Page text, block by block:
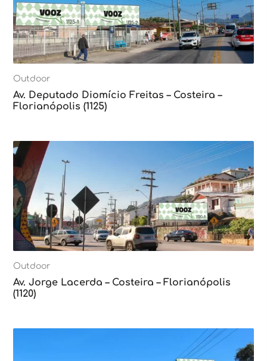
Outdoor
Av. Deputado Diomício Freitas – Costeira –
Florianópolis (1125)
Outdoor
Av. Jorge Lacerda – Costeira – Florianópolis
(1120)